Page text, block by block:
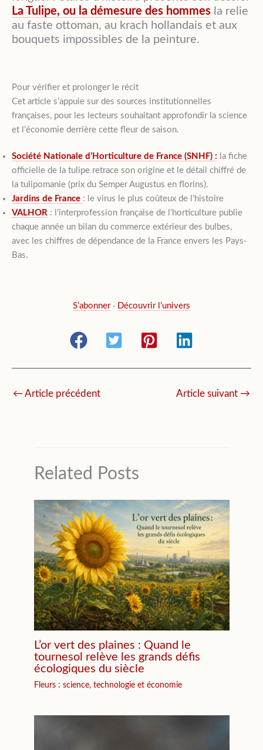
La Tulipe, ou la démesure des hommes la relie
au faste ottoman, au krach hollandais et aux
bouquets impossibles de la peinture.
Pour vérifier et prolonger le récit
Cet article s’appuie sur des sources institutionnelles
françaises, pour les lecteurs souhaitant approfondir la science
et l’économie derrière cette fleur de saison.
Société Nationale d’Horticulture de France (SNHF) : la fiche
officielle de la tulipe retrace son origine et le détail chiffré de
la tulipomanie (prix du Semper Augustus en florins).
Jardins de France : le virus le plus coûteux de l’histoire
VALHOR : l’interprofession française de l’horticulture publie
chaque année un bilan du commerce extérieur des bulbes,
avec les chiffres de dépendance de la France envers les Pays-
Bas.
S’abonner· Découvrir l’univers
← Article précédent Article suivant →
Related Posts
L’or vert des plaines : Quand le
tournesol relève les grands défis
écologiques du siècle
Fleurs : science, technologie et économie